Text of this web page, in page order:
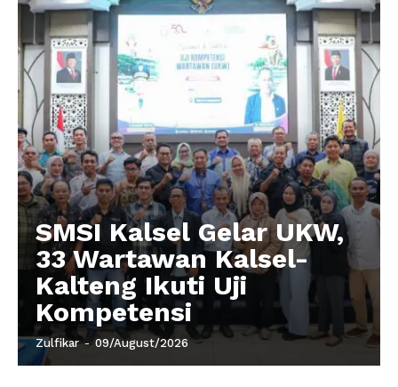
SMSI Kalsel Gelar UKW,
33 Wartawan Kalsel-
Kalteng Ikuti Uji
Kompetensi
Zulfikar - 09/August/2026